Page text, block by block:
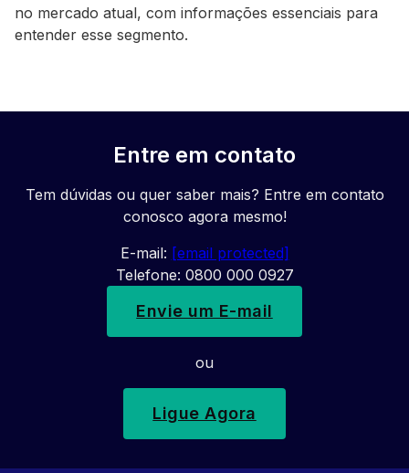
no mercado atual, com informações essenciais para
entender esse segmento.
Entre em contato
Tem dúvidas ou quer saber mais? Entre em contato
conosco agora mesmo!
E-mail: [email protected]
Telefone: 0800 000 0927
Envie um E-mail
ou
Ligue Agora